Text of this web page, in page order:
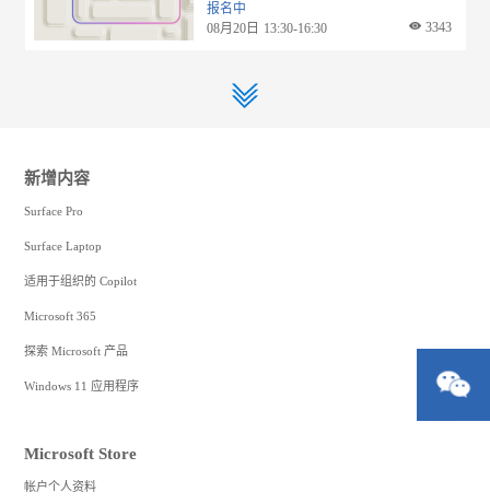
报名中
08月20日 13:30-16:30 3343
新增内容
Surface Pro
Surface Laptop
适用于组织的 Copilot
Microsoft 365
探索 Microsoft 产品
Windows 11 应用程序
Microsoft Store
帐户个人资料